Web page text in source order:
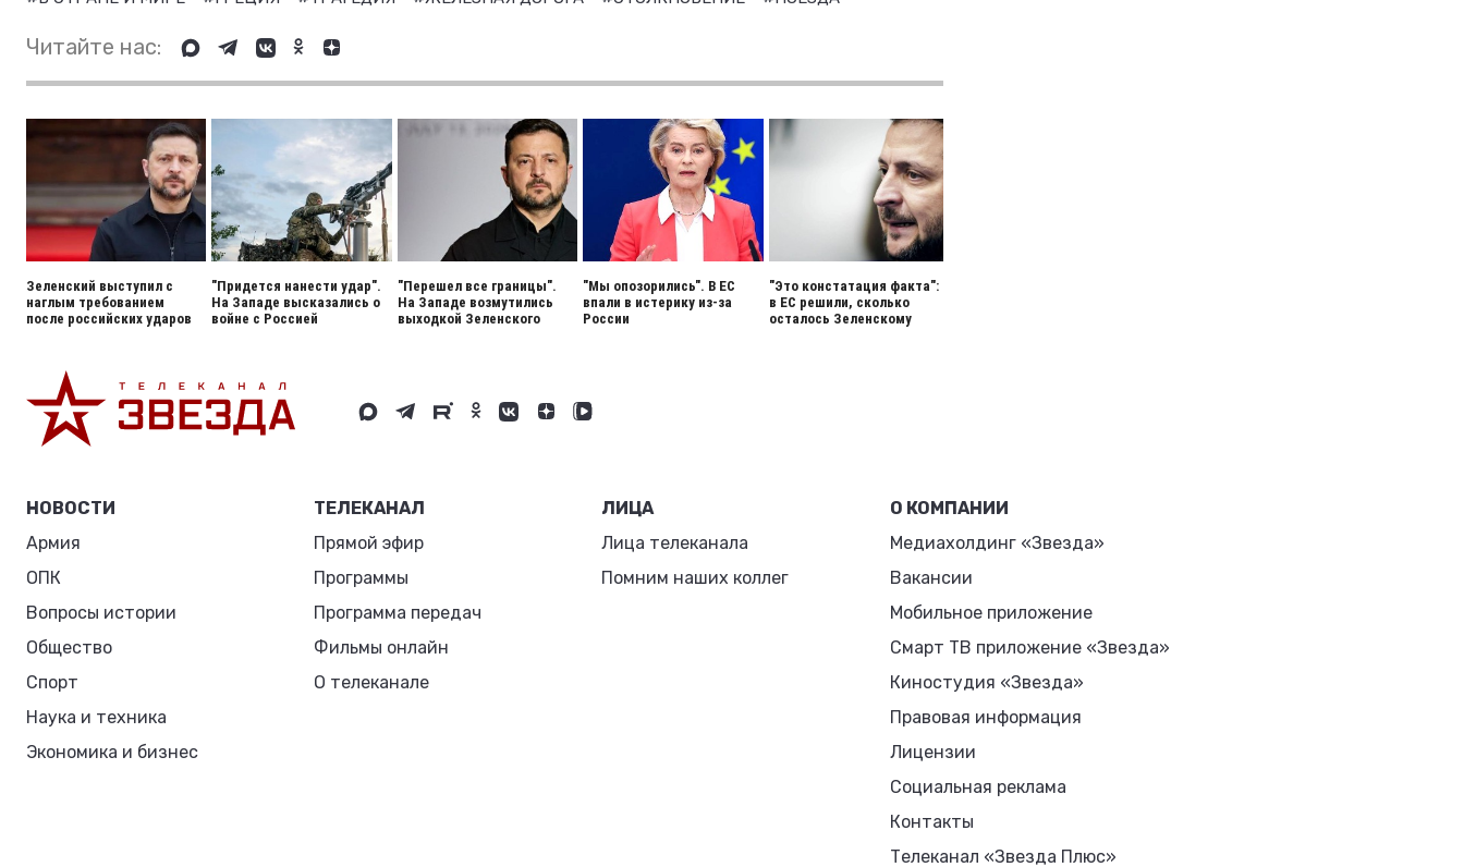
Читайте нас:
Зеленский выступил с
наглым требованием
после российских ударов
"Придется нанести удар".
На Западе высказались о
войне с Россией
"Перешел все границы".
На Западе возмутились
выходкой Зеленского
"Мы опозорились". В ЕС
впали в истерику из-за
России
"Это констатация факта":
в ЕС решили, сколько
осталось Зеленскому
НОВОСТИ
Армия
ОПК
Вопросы истории
Общество
Спорт
Наука и техника
Экономика и бизнес
ТЕЛЕКАНАЛ
Прямой эфир
Программы
Программа передач
Фильмы онлайн
О телеканале
ЛИЦА
Лица телеканала
Помним наших коллег
О КОМПАНИИ
Медиахолдинг «Звезда»
Вакансии
Мобильное приложение
Смарт ТВ приложение «Звезда»
Киностудия «Звезда»
Правовая информация
Лицензии
Социальная реклама
Контакты
Телеканал «Звезда Плюс»